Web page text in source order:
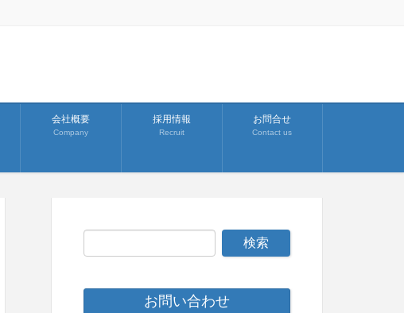
会社概要
Company
採用情報
Recruit
お問合せ
Contact us
お問い合わせ